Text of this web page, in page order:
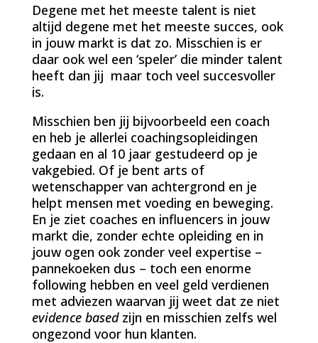
Degene met het meeste talent is niet
altijd degene met het meeste succes, ook
in jouw markt is dat zo. Misschien is er
daar ook wel een ‘speler’ die minder talent
heeft dan jij maar toch veel succesvoller
is.
Misschien ben jij bijvoorbeeld een coach
en heb je allerlei coachingsopleidingen
gedaan en al 10 jaar gestudeerd op je
vakgebied. Of je bent arts of
wetenschapper van achtergrond en je
helpt mensen met voeding en beweging.
En je ziet coaches en influencers in jouw
markt die, zonder echte opleiding en in
jouw ogen ook zonder veel expertise –
pannekoeken dus – toch een enorme
following hebben en veel geld verdienen
met adviezen waarvan jij weet dat ze niet
evidence basedzijn en misschien zelfs wel
ongezond voor hun klanten.